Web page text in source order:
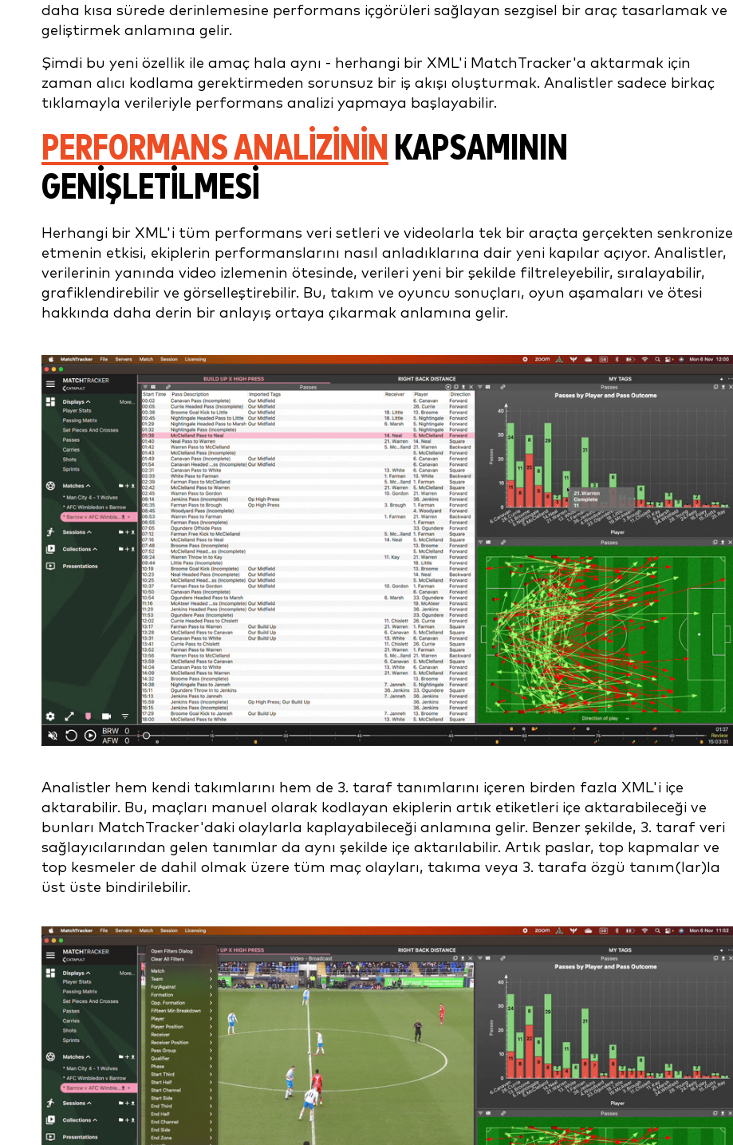
daha kısa sürede derinlemesine performans içgörüleri sağlayan sezgisel bir araç tasarlamak ve
geliştirmek anlamına gelir.
Şimdi bu yeni özellik ile amaç hala aynı - herhangi bir XML'i MatchTracker'a aktarmak için
zaman alıcı kodlama gerektirmeden sorunsuz bir iş akışı oluşturmak. Analistler sadece birkaç
tıklamayla verileriyle performans analizi yapmaya başlayabilir.
PERFORMANS ANALIZININ KAPSAMININ
GENIŞLETILMESI
Herhangi bir XML'i tüm performans veri setleri ve videolarla tek bir araçta gerçekten senkronize
etmenin etkisi, ekiplerin performanslarını nasıl anladıklarına dair yeni kapılar açıyor. Analistler,
verilerinin yanında video izlemenin ötesinde, verileri yeni bir şekilde filtreleyebilir, sıralayabilir,
grafiklendirebilir ve görselleştirebilir. Bu, takım ve oyuncu sonuçları, oyun aşamaları ve ötesi
hakkında daha derin bir anlayış ortaya çıkarmak anlamına gelir.
Analistler hem kendi takımlarını hem de 3. taraf tanımlarını içeren birden fazla XML'i içe
aktarabilir. Bu, maçları manuel olarak kodlayan ekiplerin artık etiketleri içe aktarabileceği ve
bunları MatchTracker'daki olaylarla kaplayabileceği anlamına gelir. Benzer şekilde, 3. taraf veri
sağlayıcılarından gelen tanımlar da aynı şekilde içe aktarılabilir. Artık paslar, top kapmalar ve
top kesmeler de dahil olmak üzere tüm maç olayları, takıma veya 3. tarafa özgü tanım(lar)la
üst üste bindirilebilir.